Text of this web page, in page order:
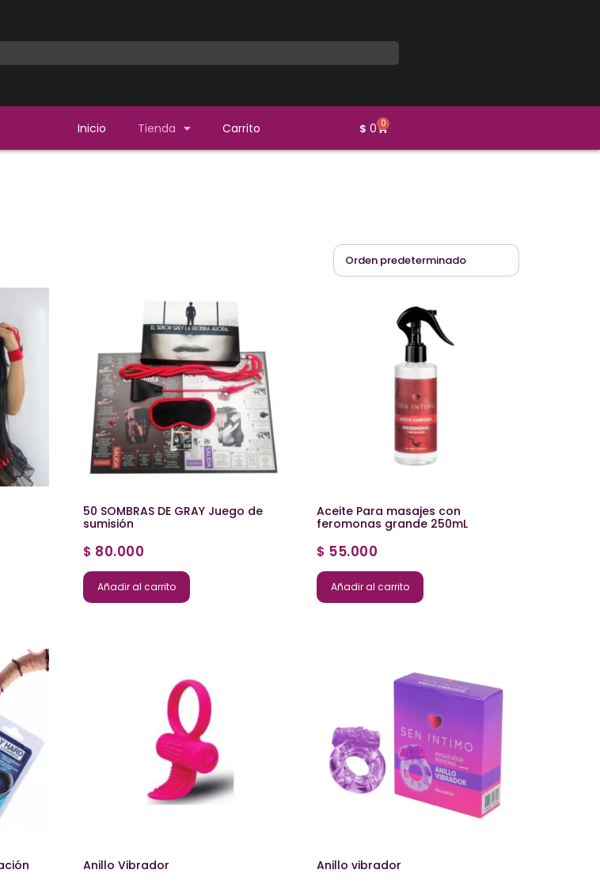
Inicio Tienda Carrito $ 0 0
50 SOMBRAS DE GRAY Juego de
sumisión
$ 80.000
Añadir al carrito
Aceite Para masajes con
feromonas grande 250mL
$ 55.000
Añadir al carrito
Anillo Vibrador Anillo vibrador